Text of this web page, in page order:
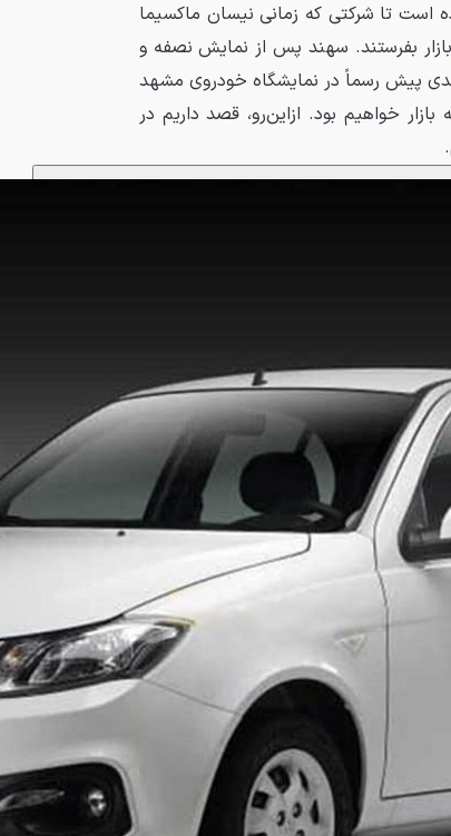
است تا شرکتی که زمانی نیسان ماکسیما
بفرستند. سهند پس از نمایش نصفه و
پیش رسماً در نمایشگاه خودروی مشهد
خواهیم بود. ازاین‌رو، قصد داریم در